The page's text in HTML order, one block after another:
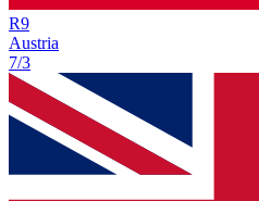
R9
Austria
7/3